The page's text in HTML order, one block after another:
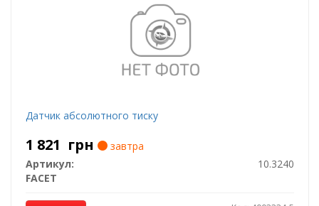
Датчик абсолютного тиску
1 821 грн
завтра
Артикул:
10.3240
FACET